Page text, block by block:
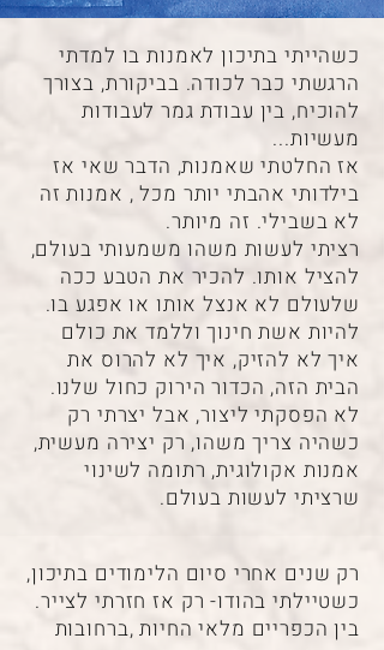
כשהייתי בתיכון לאמנות בו למדתי
הרגשתי כבר לכודה. בביקורת, בצורך
להוכיח, בין עבודת גמר לעבודות
מעשיות...
אז החלטתי שאמנות, הדבר שאי אז
בילדותי אהבתי יותר מכל , אמנות זה
לא בשבילי. זה מיותר.
רציתי לעשות משהו משמעותי בעולם,
להציל אותו. להכיר את הטבע ככה
שלעולם לא אנצל אותו או אפגע בו.
להיות אשת חינוך וללמד את כולם
איך לא להזיק, איך לא להרוס את
הבית הזה, הכדור הירוק כחול שלנו.
לא הפסקתי ליצור, אבל יצרתי רק
כשהיה צריך משהו, רק יצירה מעשית,
אמנות אקולוגית, רתומה לשינוי
שרציתי לעשות בעולם.
רק שנים אחרי סיום הלימודים בתיכון,
כשטיילתי בהודו- רק אז חזרתי לצייר.
בין הכפריים מלאי החיות ,ברחובות